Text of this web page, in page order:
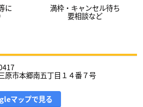
に 満枠・キャンセル待ち
要相談など
原市本郷南五丁目１４番７号
マップで見る